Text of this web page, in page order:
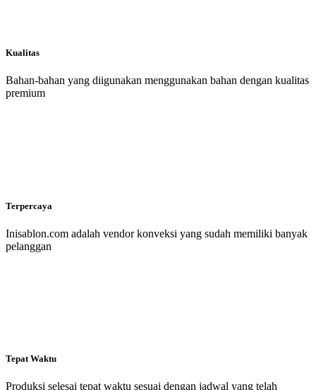
Kualitas
Bahan-bahan yang diigunakan menggunakan bahan dengan kualitas
premium
Terpercaya
Inisablon.com adalah vendor konveksi yang sudah memiliki banyak
pelanggan
Tepat Waktu
Produksi selesai tepat waktu sesuai dengan jadwal yang telah